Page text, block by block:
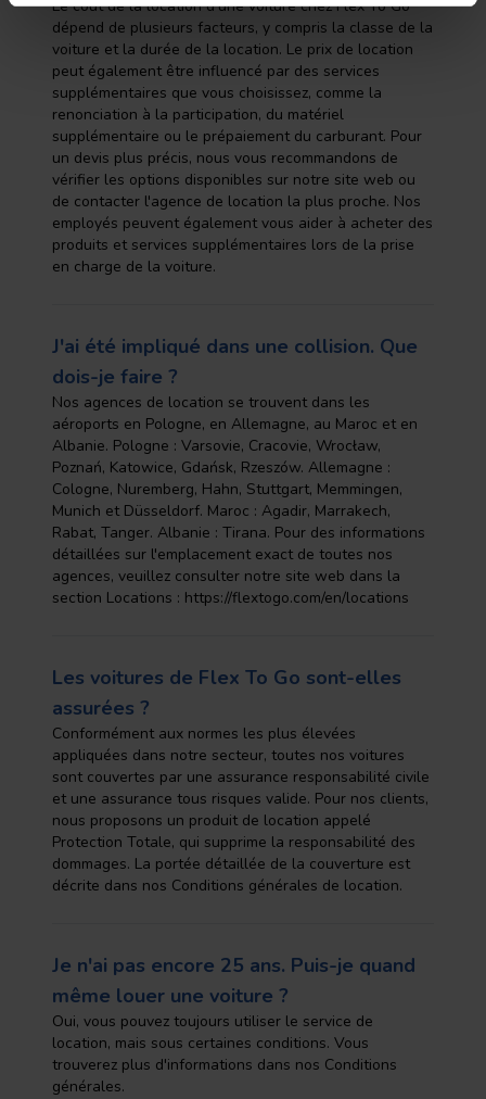
Le coût de la location d'une voiture chez Flex To Go
dépend de plusieurs facteurs, y compris la classe de la
voiture et la durée de la location. Le prix de location
peut également être influencé par des services
supplémentaires que vous choisissez, comme la
renonciation à la participation, du matériel
supplémentaire ou le prépaiement du carburant. Pour
un devis plus précis, nous vous recommandons de
vérifier les options disponibles sur notre site web ou
de contacter l'agence de location la plus proche. Nos
employés peuvent également vous aider à acheter des
produits et services supplémentaires lors de la prise
en charge de la voiture.
J'ai été impliqué dans une collision. Que
dois-je faire ?
Nos agences de location se trouvent dans les
aéroports en Pologne, en Allemagne, au Maroc et en
Albanie. Pologne : Varsovie, Cracovie, Wrocław,
Poznań, Katowice, Gdańsk, Rzeszów. Allemagne :
Cologne, Nuremberg, Hahn, Stuttgart, Memmingen,
Munich et Düsseldorf. Maroc : Agadir, Marrakech,
Rabat, Tanger. Albanie : Tirana. Pour des informations
détaillées sur l'emplacement exact de toutes nos
agences, veuillez consulter notre site web dans la
section Locations : https://flextogo.com/en/locations
Les voitures de Flex To Go sont-elles
assurées ?
Conformément aux normes les plus élevées
appliquées dans notre secteur, toutes nos voitures
sont couvertes par une assurance responsabilité civile
et une assurance tous risques valide. Pour nos clients,
nous proposons un produit de location appelé
Protection Totale, qui supprime la responsabilité des
dommages. La portée détaillée de la couverture est
décrite dans nos Conditions générales de location.
Je n'ai pas encore 25 ans. Puis-je quand
même louer une voiture ?
Oui, vous pouvez toujours utiliser le service de
location, mais sous certaines conditions. Vous
trouverez plus d'informations dans nos Conditions
générales.